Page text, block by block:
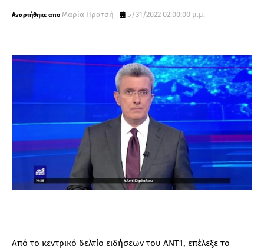
Μαρία Πρατσή 5/31/2022 02:00:00 μ.μ.
Από το κεντρικό δελτίο ειδήσεων του ΑΝΤ1, επέλεξε το